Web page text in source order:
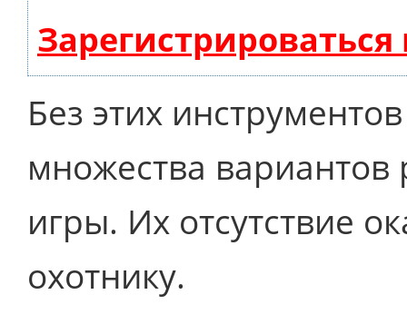
Без этих
множества
игры. Их отсутствие
охотнику.